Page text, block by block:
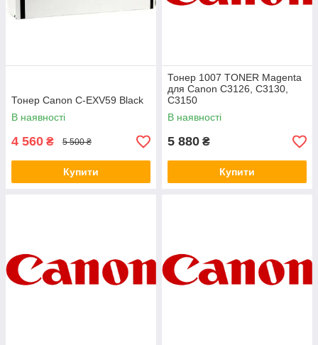
Тонер Canon C-EXV59 Black
В наявності
4 560 ₴ 5 500 ₴
Купити
Тонер 1007 TONER Magenta
для Canon C3126, C3130,
C3150
В наявності
5 880 ₴
Купити